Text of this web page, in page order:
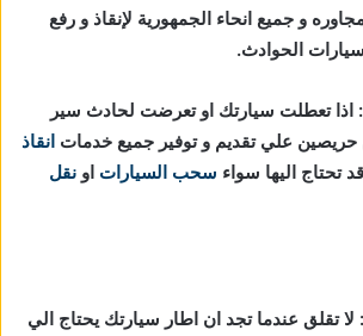
و جميع انحاء الجمهورية لإنقاذ و رفع
الحوادث.
: اذا تعطلت سيارتك او تعرضت لحادث سير
حريصين علي تقديم و توفير جميع خدمات انقاذ
تحتاج اليها سواء سحب السيارات او نقل
: لا تقلق عندما تجد ان اطار سيارتك يحتاج الي